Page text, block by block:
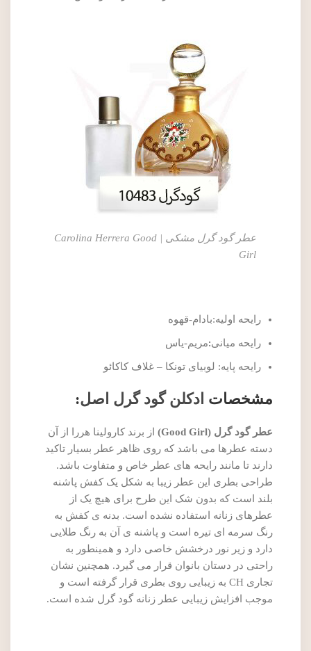
عطر گود گرل مشکی | Carolina Herrera Good
Girl
رایحه اولیه:بادام-قهوه
رایحه میانی:مریم-یاس
رایحه پایه: لوبیای تونکا – غلاف کاکائو
مشخصات ادکلن گود گرل اصل:
عطر گود گرل (Good Girl)
از برند کارولینا هررا از آن
دسته عطرها می باشد که روی ظاهر عطر بسیار تاکید
دارند تا مانند رایحه های عطر خاص و متفاوت باشد.
طراحی بطری این عطر زیبا به شکل یک کفش پاشنه
بلند است که بدون شک این طرح برای هیچ یک از
عطرهای زنانه استفاده نشده است. بدنه ی کفش به
رنگ سرمه ای تیره است و پاشنه ی آن به رنگ طلایی
دارد و زیر نور درخشش خاصی دارد و همینطور به
راحتی در دستان بانوان قرار می گیرد. همچنین نشان
تجاری CH به زیبایی روی بطری قرار گرفته است و
موجب افزایش زیبایی عطر زنانه گود گرل شده است.